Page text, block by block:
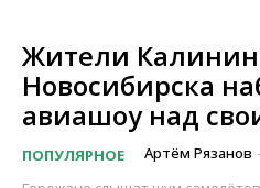
Жители
Новосибирска
авиашоу над
ПОПУЛЯРНОЕ Артём Рязанов